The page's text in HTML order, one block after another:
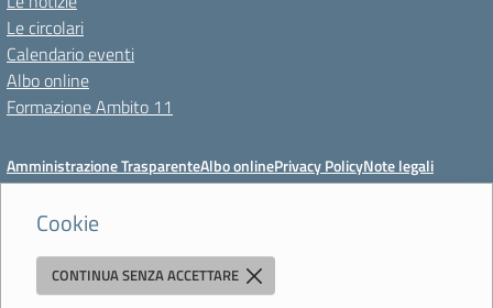
Cookie
CONTINUA SENZA ACCETTARE
Le circolari
Calendario eventi
Albo online
Formazione Ambito 11
Amministrazione TrasparenteAlbo onlinePrivacy PolicyNote legali
Meccanismo di feedbackDichiarazioni di accessibilitàPreferenze cookie
Istituto di Istruzione Superiore 'Primo Levi'